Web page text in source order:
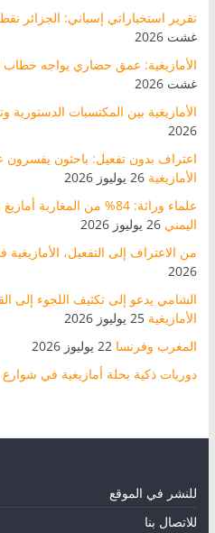
تقرير استخباراتي إسباني: الجزائر
غشت 2026
الأمازيغية: عمق حضاري يواجه خطاب
غشت 2026
الأمازيغية بين المكتسبات الدستورية
2026
اعتراف بدون تفعيل: باحثون
الأمازيغية 26 يوليوز 2026
علماء وراثة: 84% من
اليمني 26 يوليوز 2026
من الاعتراف إلى التفعيل،
2026
الشامي يدعو إلى تكثيف اللجوء إلى
الأمازيغية 25 يوليوز 2026
المغرب وفرنسا 22 يوليوز 2026
دوريات ذكية بحلة أمازيغية في شوارع
للنشر في الموقع
للاتصال بنا